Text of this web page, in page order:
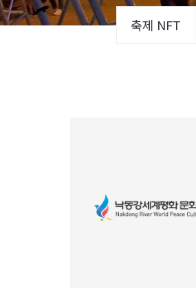
축제 NFT